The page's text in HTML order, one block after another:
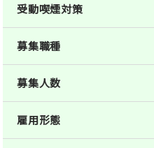
受動喫煙対策
募集職種
募集人数
雇用形態